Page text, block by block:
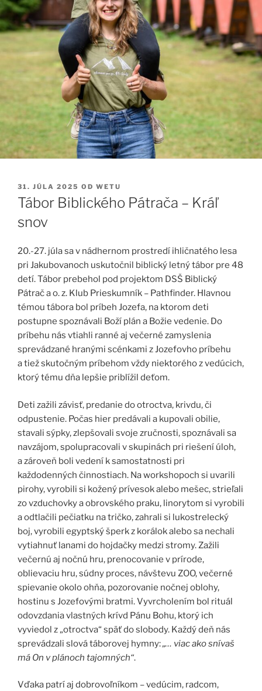
PUBLIKOVANÉ
31. JÚLA 2025 OD WETU
Tábor Biblického Pátrača – Kráľ
snov
20.-27. júla sa v nádhernom prostredí ihličnatého lesa
pri Jakubovanoch uskutočnil biblický letný tábor pre 48
detí. Tábor prebehol pod projektom DSŠ Biblický
Pátrač a o. z. Klub Prieskumník – Pathfinder. Hlavnou
témou tábora bol príbeh Jozefa, na ktorom deti
postupne spoznávali Boží plán a Božie vedenie. Do
príbehu nás vtiahli ranné aj večerné zamyslenia
sprevádzané hranými scénkami z Jozefovho príbehu
a tiež skutočným príbehom vždy niektorého z vedúcich,
ktorý tému dňa lepšie priblížil deťom.
Deti zažili závisť, predanie do otroctva, krivdu, či
odpustenie. Počas hier predávali a kupovali obilie,
stavali sýpky, zlepšovali svoje zručnosti, spoznávali sa
navzájom, spolupracovali v skupinách pri riešení úloh,
a zároveň boli vedení k samostatnosti pri
každodenných činnostiach. Na workshopoch si uvarili
pirohy, vyrobili si kožený prívesok alebo mešec, strieľali
zo vzduchovky a obrovského praku, linorytom si vyrobili
a odtlačili pečiatku na tričko, zahrali si lukostrelecký
boj, vyrobili egyptský šperk z korálok alebo sa nechali
vytiahnuť lanami do hojdačky medzi stromy. Zažili
večernú aj nočnú hru, prenocovanie v prírode,
oblievaciu hru, súdny proces, návštevu ZOO, večerné
spievanie okolo ohňa, pozorovanie nočnej oblohy,
hostinu s Jozefovými bratmi. Vyvrcholením bol rituál
odovzdania vlastných krívd Pánu Bohu, ktorý ich
vyviedol z „otroctva“ späť do slobody. Každý deň nás
sprevádzali slová táborovej hymny:„… viac ako snívaš
má On v plánoch tajomných“.
Vďaka patrí aj dobrovoľníkom – vedúcim, radcom,